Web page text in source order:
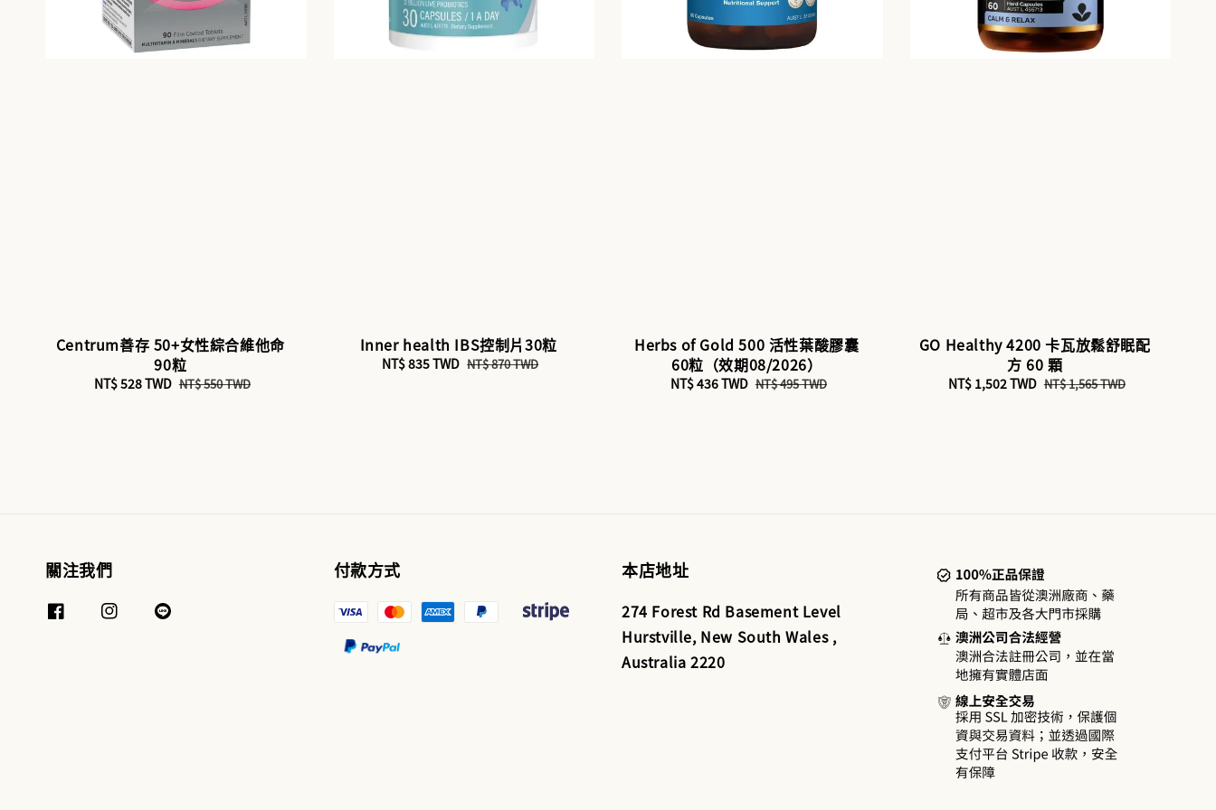
Centrum善存 50+女性綜合維他命
90粒
Sale
NT$ 528 TWD Regular
NT$ 550 TWD
Inner health IBS控制片30粒
Sale
NT$ 835 TWD Regular
NT$ 870 TWD
Herbs of Gold 500 活性葉酸膠囊
60粒（效期08/2026）
Sale
NT$ 436 TWD Regular
NT$ 495 TWD
GO Healthy 4200 卡瓦放鬆舒眠配
方 60 顆
Sale
NT$ 1,502 TWD Regular
NT$ 1,565 TWD
關注我們 付款方式 本店地址
274 Forest Rd Basement Level
Hurstville, New South Wales ,
Australia 2220